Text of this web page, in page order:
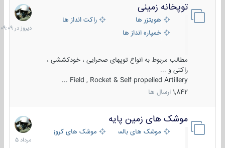
توپخانه زمینی
هویتزر ها
راکت انداز ها
خمپاره انداز ها
مطالب مربوط به انواع توپهای صحرایی ، خودکششی ،
راکتی و ...
Field , Rocket & Self-propelled Artillery ...
1,842 ارسال ها
دیروز
در
09:09
موشک های زمین پایه
موشک های بالستیک موشک های کروز
2
مرداد
1405